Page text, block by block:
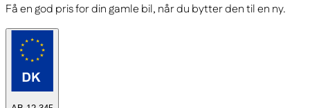
Få en god pris for din gamle bil, når du bytter den til en ny.